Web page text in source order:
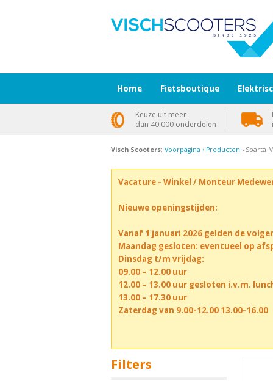
Visch Scooters: Voorpagina › Producten › Sparta
Vacature - Winkel / Monteur
Nieuwe openingstijden:
Vanaf 1 januari 2026 gelden de
Maandag gesloten: eventueel op
Dinsdag t/m vrijdag:
09.00 – 12.00 uur
12.00 – 13.00 uur gesloten i.v.m.
13.00 – 17.30 uur
Zaterdag van 9.00-12.00 13.00-16.00
Filters
Home Fietsboutique
Keuze uit meer
dan 40.000 onderdelen